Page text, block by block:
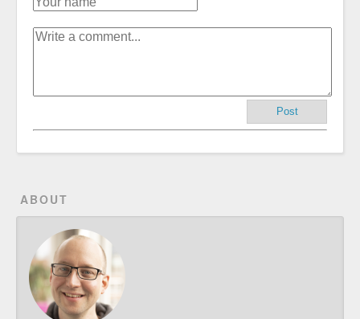
Post
ABOUT